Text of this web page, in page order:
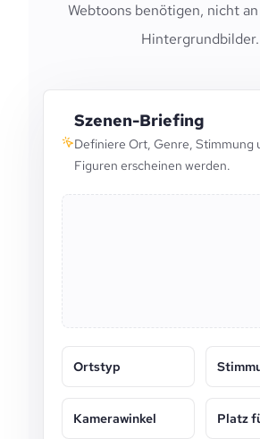
Webtoons benötigen, nicht
Hintergrundbilder.
Szenen-Briefing
Definiere Ort, Genre, Stimmung
Figuren erscheinen werden.
Ortstyp
Kamerawinkel Platz